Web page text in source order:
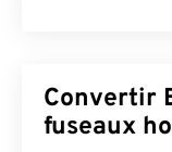
Convertir
fuseaux